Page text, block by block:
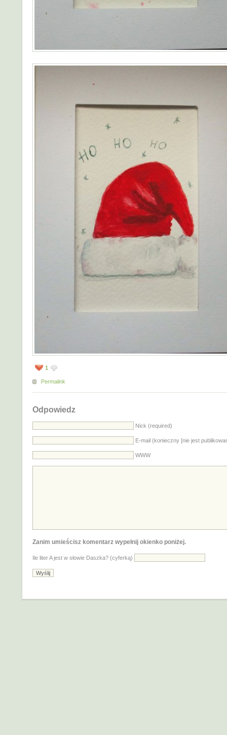
1
Permalink
Odpowiedz
Nick (required)
E-mail (konieczny [nie jest
WWW
Zanim umieścisz komentarz wypełnij okienko poniżej.
Ile liter A jest w słowie Daszka? (cyferką)